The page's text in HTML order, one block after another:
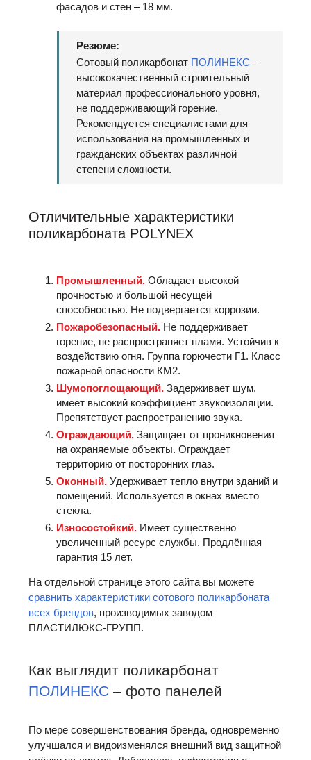
фасадов и стен – 18 мм.
Резюме:
Сотовый поликарбонат ПОЛИНЕКС –
высококачественный строительный
материал профессионального уровня,
не поддерживающий горение.
Рекомендуется специалистами для
использования на промышленных и
гражданских объектах различной
степени сложности.
Отличительные характеристики
поликарбоната POLYNEX
Промышленный.Обладает высокой
прочностью и большой несущей
способностью. Не подвергается коррозии.
Пожаробезопасный. Не поддерживает
горение, не распространяет пламя. Устойчив к
воздействию огня. Группа горючести Г1. Класс
пожарной опасности КМ2.
Шумопоглощающий.Задерживает шум,
имеет высокий коэффициент звукоизоляции.
Препятствует распространению звука.
Ограждающий.Защищает от проникновения
на охраняемые объекты. Ограждает
территорию от посторонних глаз.
Оконный.Удерживает тепло внутри зданий и
помещений. Используется в окнах вместо
стекла.
Износостойкий. Имеет существенно
увеличенный ресурс службы. Продлённая
гарантия 15 лет.
На отдельной странице этого сайта вы можете
сравнить характеристики сотового поликарбоната
всех брендов, производимых заводом
ПЛАСТИЛЮКС-ГРУПП.
Как выглядит поликарбонат
ПОЛИНЕКС – фото панелей
По мере совершенствования бренда, одновременно
улучшался и видоизменялся внешний вид защитной